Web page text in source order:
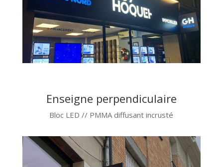
Enseigne perpendiculaire
Bloc LED // PMMA diffusant incrusté